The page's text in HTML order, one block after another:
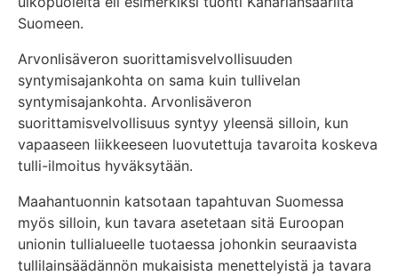
Suomeen.
Arvonlisäveron suorittamisvelvollisuuden
syntymisajankohta on sama kuin tullivelan
syntymisajankohta. Arvonlisäveron
suorittamisvelvollisuus syntyy yleensä silloin, kun
vapaaseen liikkeeseen luovutettuja tavaroita koskeva
tulli-ilmoitus hyväksytään.
Maahantuonnin katsotaan tapahtuvan Suomessa
myös silloin, kun tavara asetetaan sitä Euroopan
unionin tullialueelle tuotaessa johonkin seuraavista
tullilainsäädännön mukaisista menettelyistä ja tavara